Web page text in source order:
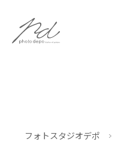
フォトスタジオデポ